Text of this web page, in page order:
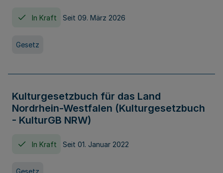
In Kraft Seit 09. März 2026
Gesetz
Kulturgesetzbuch für das Land
Nordrhein-Westfalen (Kulturgesetzbuch
- KulturGB NRW)
In Kraft Seit 01. Januar 2022
Gesetz